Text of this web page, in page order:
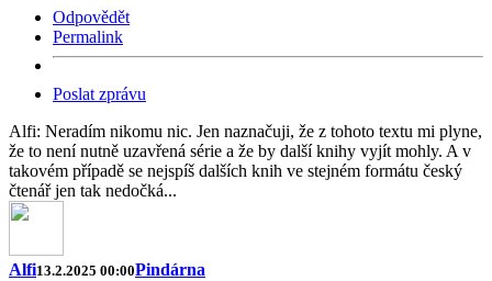
Odpovědět
Permalink
Poslat zprávu
Alfi: Neradím nikomu nic. Jen naznačuji, že z tohoto textu mi plyne,
že to není nutně uzavřená série a že by další knihy vyjít mohly. A v
takovém případě se nejspíš dalších knih ve stejném formátu český
čtenář jen tak nedočká...
Alfi13.2.2025 00:00Pindárna